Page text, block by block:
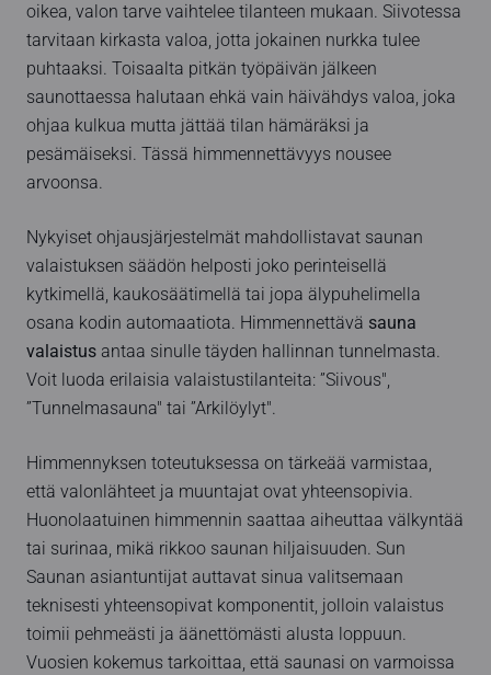
oikea, valon tarve vaihtelee tilanteen mukaan. Siivotessa
tarvitaan kirkasta valoa, jotta jokainen nurkka tulee
puhtaaksi. Toisaalta pitkän työpäivän jälkeen
saunottaessa halutaan ehkä vain häivähdys valoa, joka
ohjaa kulkua mutta jättää tilan hämäräksi ja
pesämäiseksi. Tässä himmennettävyys nousee
arvoonsa.
Nykyiset ohjausjärjestelmät mahdollistavat saunan
valaistuksen säädön helposti joko perinteisellä
kytkimellä, kaukosäätimellä tai jopa älypuhelimella
osana kodin automaatiota. Himmennettävä sauna
valaistus antaa sinulle täyden hallinnan tunnelmasta.
Voit luoda erilaisia valaistustilanteita: ”Siivous",
”Tunnelmasauna" tai ”Arkilöylyt".
Himmennyksen toteutuksessa on tärkeää varmistaa,
että valonlähteet ja muuntajat ovat yhteensopivia.
Huonolaatuinen himmennin saattaa aiheuttaa välkyntää
tai surinaa, mikä rikkoo saunan hiljaisuuden. Sun
Saunan asiantuntijat auttavat sinua valitsemaan
teknisesti yhteensopivat komponentit, jolloin valaistus
toimii pehmeästi ja äänettömästi alusta loppuun.
Vuosien kokemus tarkoittaa, että saunasi on varmoissa